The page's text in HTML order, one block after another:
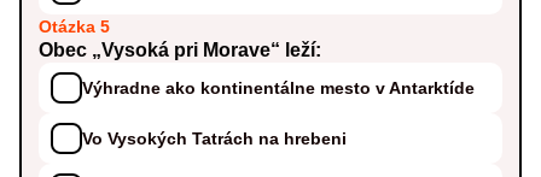
Otázka 5
Obec „Vysoká pri Morave“ leží:
Výhradne ako kontinentálne mesto v Antarktíde
Vo Vysokých Tatrách na hrebeni